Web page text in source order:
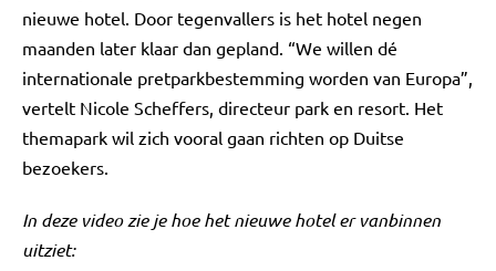
nieuwe hotel. Door tegenvallers is het hotel negen
maanden later klaar dan gepland. “We willen dé
internationale pretparkbestemming worden van Europa”,
vertelt Nicole Scheffers, directeur park en resort. Het
themapark wil zich vooral gaan richten op Duitse
bezoekers.
In deze video zie je hoe het nieuwe hotel er vanbinnen
uitziet: